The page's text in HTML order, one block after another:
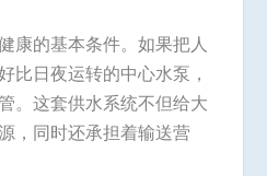
康的基本条件。如果把人
比日夜运转的中心水泵，
。这套供水系统不但给大
，同时还承担着输送营